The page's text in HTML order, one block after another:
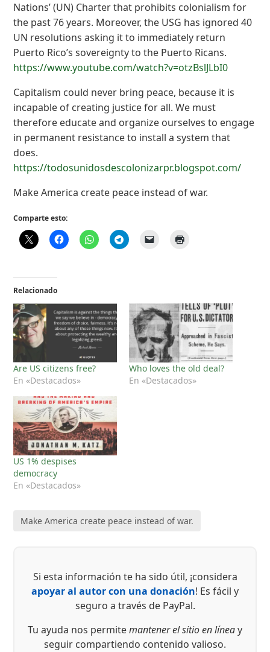
Nations’ (UN) Charter that prohibits colonialism for
the past 76 years. Moreover, the USG has ignored 40
UN resolutions asking it to immediately return
Puerto Rico’s sovereignty to the Puerto Ricans.
https://www.youtube.com/watch?v=otzBslJLbI0
Capitalism could never bring peace, because it is
incapable of creating justice for all. We must
therefore educate and organize ourselves to engage
in permanent resistance to install a system that
does.
https://todosunidosdescolonizarpr.blogspot.com/
Make America create peace instead of war.
Comparte esto:
Relacionado
Are US citizens free?
En «Destacados»
Who loves the old deal?
En «Destacados»
US 1% despises
democracy
En «Destacados»
Make America create peace instead of war.
Si esta información te ha sido útil, ¡considera
apoyar al autor con una donación! Es fácil y
seguro a través de PayPal.
Tu ayuda nos permitemantener el sitio en líneay
seguir compartiendo contenido valioso.